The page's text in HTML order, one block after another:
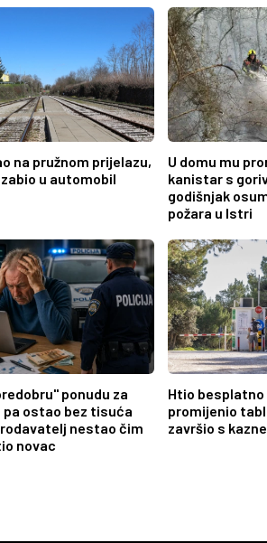
na pružnom prijelazu,
u automobil
U domu mu
kanistar s
godišnjak
požara u Istri
ponudu za
pa ostao bez tisuća
nestao čim
novac
Htio besplatno
promijenio
završio s